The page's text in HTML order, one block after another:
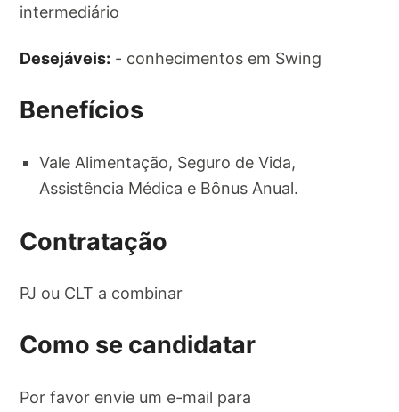
intermediário
Desejáveis: - conhecimentos em Swing
Benefícios
Vale Alimentação, Seguro de Vida,
Assistência Médica e Bônus Anual.
Contratação
PJ ou CLT a combinar
Como se candidatar
Por favor envie um e-mail para